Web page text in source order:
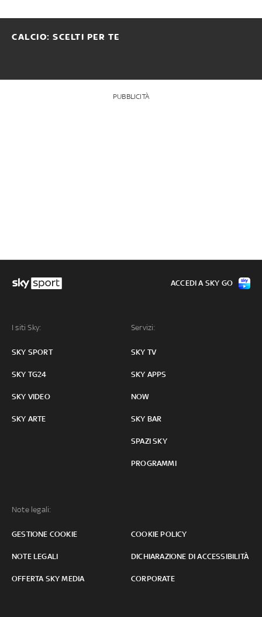
CALCIO: SCELTI PER TE
PUBBLICITÀ
I siti Sky:
SKY SPORT
SKY TG24
SKY VIDEO
SKY ARTE
Servizi:
SKY TV
SKY APPS
NOW
SKY BAR
SPAZI SKY
PROGRAMMI
Note legali:
GESTIONE COOKIE COOKIE POLICY
NOTE LEGALI DICHIARAZIONE DI ACCESSIBILITÀ
OFFERTA SKY MEDIA CORPORATE
ACCEDI A SKY GO